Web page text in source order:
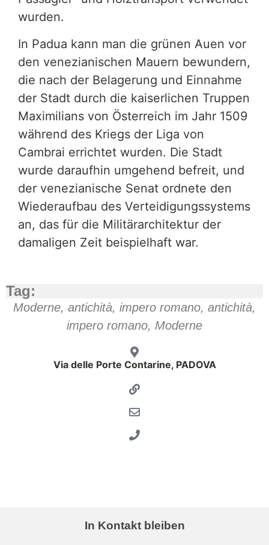
wurden.
In Padua kann man die grünen Auen vor
den venezianischen Mauern bewundern,
die nach der Belagerung und Einnahme
der Stadt durch die kaiserlichen Truppen
Maximilians von Österreich im Jahr 1509
während des Kriegs der Liga von
Cambrai errichtet wurden. Die Stadt
wurde daraufhin umgehend befreit, und
der venezianische Senat ordnete den
Wiederaufbau des Verteidigungssystems
an, das für die Militärarchitektur der
damaligen Zeit beispielhaft war.
Tag:
Moderne, antichità, impero romano, antichità,
impero romano, Moderne
Via delle Porte Contarine, PADOVA
In Kontakt bleiben